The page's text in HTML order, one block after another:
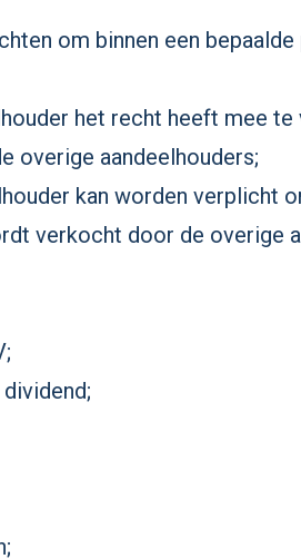
om binnen een
het recht heeft mee
overige aandeelhouders;
kan worden verplicht
verkocht door de overige